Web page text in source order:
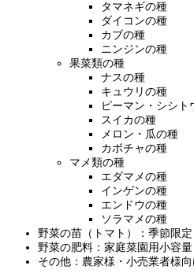
タマネギの種
ダイコンの種
カブの種
ニンジンの種
果菜類の種
ナスの種
キュウリの種
ピーマン・シシト
スイカの種
メロン・瓜の種
カボチャの種
マメ類の種
エダマメの種
インゲンの種
エンドウの種
ソラマメの種
野菜の苗（トマト）：季節限定
野菜の肥料：家庭菜園用小容量
その他：農家様・小売業者様